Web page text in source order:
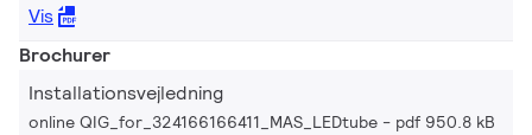
Vis
Brochurer
Installationsvejledning
online QIG_for_324166166411_MAS_LEDtube pdf 950.8 kB